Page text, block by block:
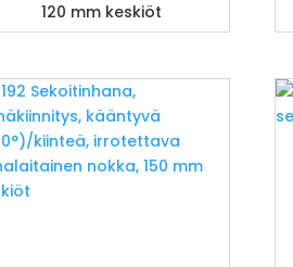
120 mm keskiöt